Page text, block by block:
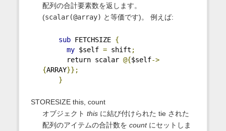
配列の合計要素数を返します。
(scalar(@array) と等価です)。 例えば:
sub FETCHSIZE {
my $self = shift ;
return scalar @{$self->
{ARRAY}};
}
STORESIZE this, count
オブジェクト thisに結び付けられた tie された
配列のアイテムの合計数を countにセットしま